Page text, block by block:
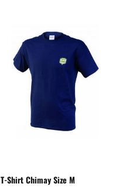
T-Shirt Chimay Size M